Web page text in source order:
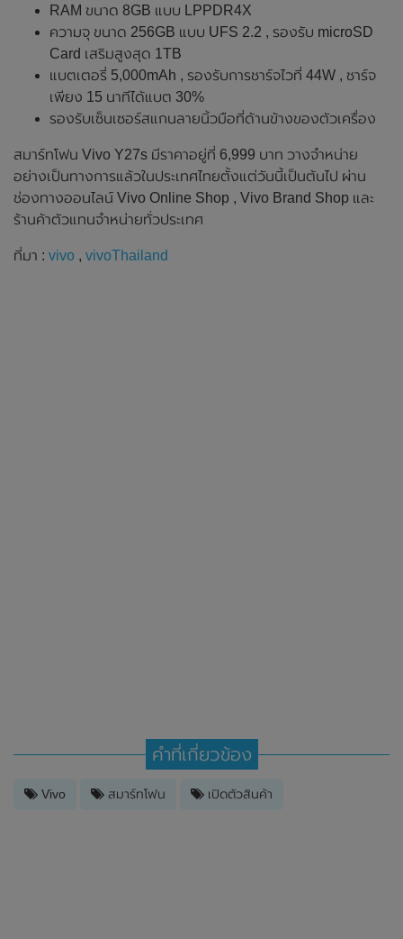
RAM ขนาด 8GB แบบ LPPDR4X
ความจุ ขนาด 256GB แบบ UFS 2.2 , รองรับ microSD
Card เสริมสูงสุด 1TB
แบตเตอรี่ 5,000mAh , รองรับการชาร์จไวที่ 44W , ชาร์จ
เพียง 15 นาทีได้แบต 30%
รองรับเซ็นเซอร์สแกนลายนิ้วมือที่ด้านข้างของตัวเครื่อง
สมาร์ทโฟน Vivo Y27s มีราคาอยู่ที่ 6,999 บาท วางจำหน่าย
อย่างเป็นทางการแล้วในประเทศไทยตั้งแต่วันนี้เป็นต้นไป ผ่าน
ช่องทางออนไลน์ Vivo Online Shop , Vivo Brand Shop และ
ร้านค้าตัวแทนจำหน่ายทั่วประเทศ
ที่มา : vivo , vivoThailand
คำที่เกี่ยวข้อง
Vivo สมาร์ทโฟน เปิดตัวสินค้า